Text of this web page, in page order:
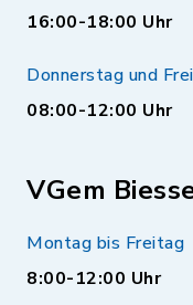
16:00-18:00 Uhr
Donnerstag und
08:00-12:00 Uhr
VGem
Montag bis Freitag
8:00-12:00 Uhr